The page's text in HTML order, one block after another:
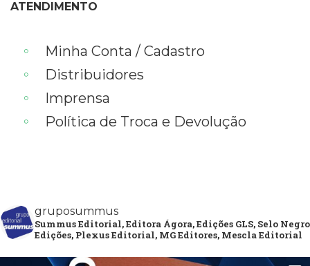
ATENDIMENTO
Minha Conta / Cadastro
Distribuidores
Imprensa
Política de Troca e Devolução
gruposummus
Summus Editorial, Editora Ágora, Edições GLS, Selo Negro
Edições, Plexus Editorial, MG Editores, Mescla Editorial